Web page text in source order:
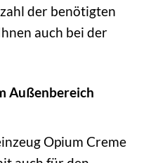
der benötigten
auch bei der
Außenbereich
Opium Creme